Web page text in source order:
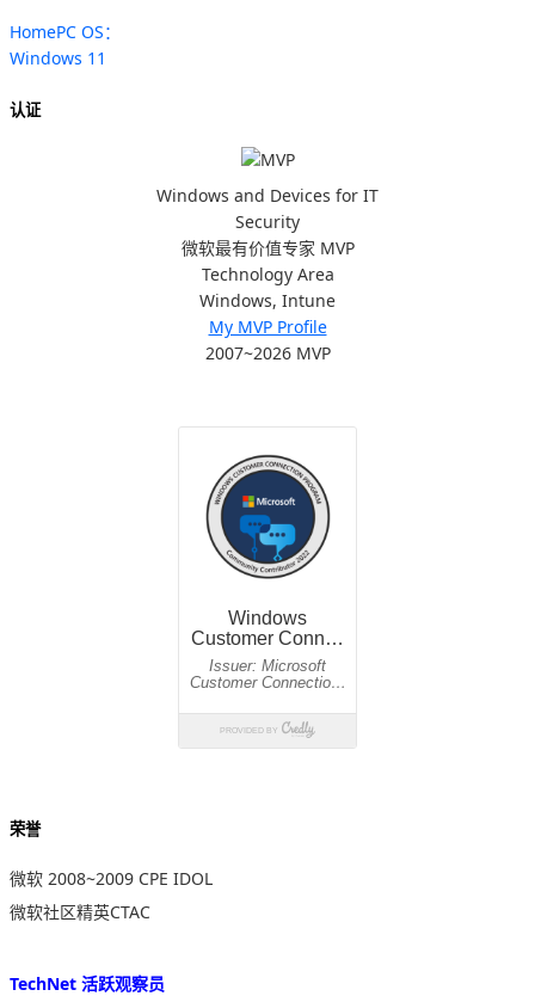
HomePC OS：
Windows 11
认证
Windows and Devices for IT
Security
微软最有价值专家 MVP
Technology Area
Windows, Intune
My MVP Profile
2007~2026 MVP
荣誉
微软 2008~2009 CPE IDOL
微软社区精英CTAC
TechNet 活跃观察员